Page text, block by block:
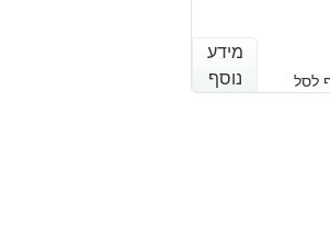
מידע
נוסף
לסל
מידע
נוסף